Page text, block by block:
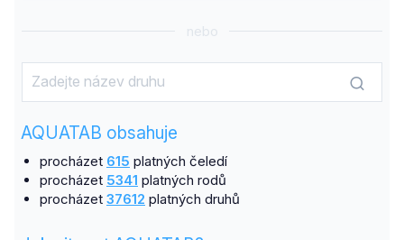
nebo
AQUATAB obsahuje
procházet 615 platných čeledí
procházet 5341 platných rodů
procházet 37612 platných druhů